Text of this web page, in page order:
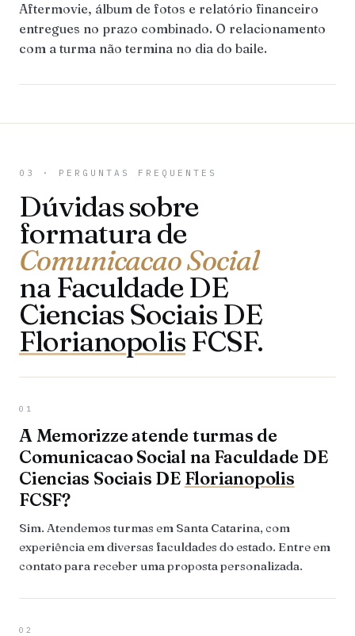
Aftermovie, álbum de fotos e relatório financeiro
entregues no prazo combinado. O relacionamento
com a turma não termina no dia do baile.
03 · PERGUNTAS FREQUENTES
Dúvidas sobre
formatura de
Comunicacao Social
na Faculdade DE
Ciencias Sociais DE
FlorianopolisFCSF.
01
A Memorizze atende turmas de
Comunicacao Social na Faculdade DE
Ciencias Sociais DE Florianopolis
FCSF?
Sim. Atendemos turmas em Santa Catarina, com
experiência em diversas faculdades do estado. Entre em
contato para receber uma proposta personalizada.
02